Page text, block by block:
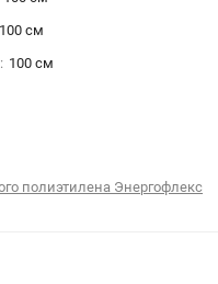
100 см
100 см
полиэтилена Энергофлекс